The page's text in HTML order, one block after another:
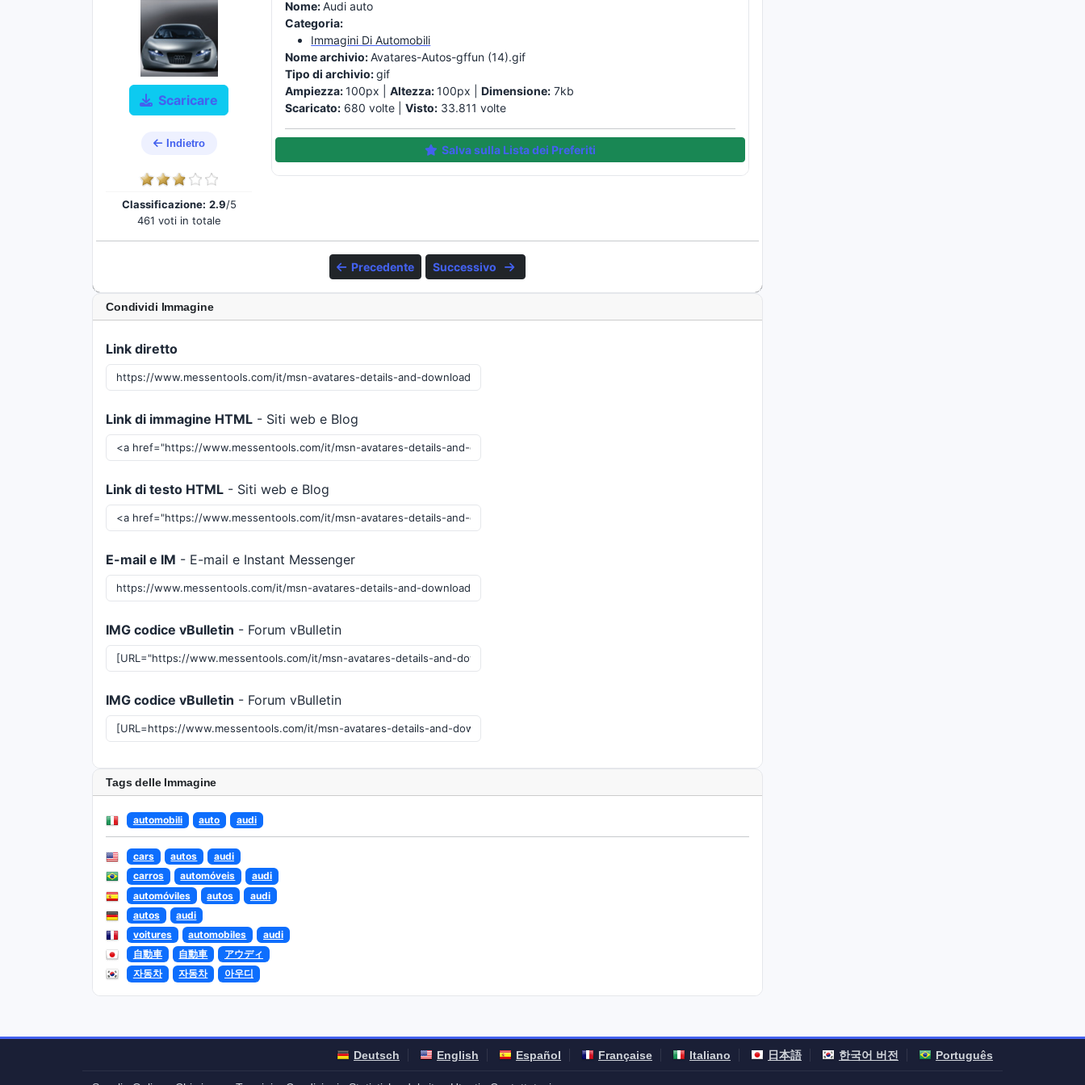
Scaricare
Indietro
Classificazione: 2.9/5
461 voti in totale
Nome:Audi auto
Categoria:
Immagini Di Automobili
Nome archivio:Avatares-Autos-gffun (14).gif
Tipo di archivio:gif
Ampiezza:100px |Altezza:100px |Dimensione: 7kb
Scaricato: 680 volte |Visto: 33.811 volte
Salva sulla Lista dei Preferiti
Precedente Successivo
Condividi Immagine
Link diretto
Link di immagine HTML - Siti web e Blog
Link di testo HTML - Siti web e Blog
E-mail e IM - E-mail e Instant Messenger
IMG codice vBulletin - Forum vBulletin
IMG codice vBulletin - Forum vBulletin
Tags delle Immagine
automobili auto audi
cars autos
audi
carros
automóveis
audi
automóviles
autos
audi
autos
audi
voitures
automobiles
audi
自動車
自動車
アウディ
자동차
자동차 아우디
Deutsch English Español Française Italiano 日本語 한국어 버전 Português